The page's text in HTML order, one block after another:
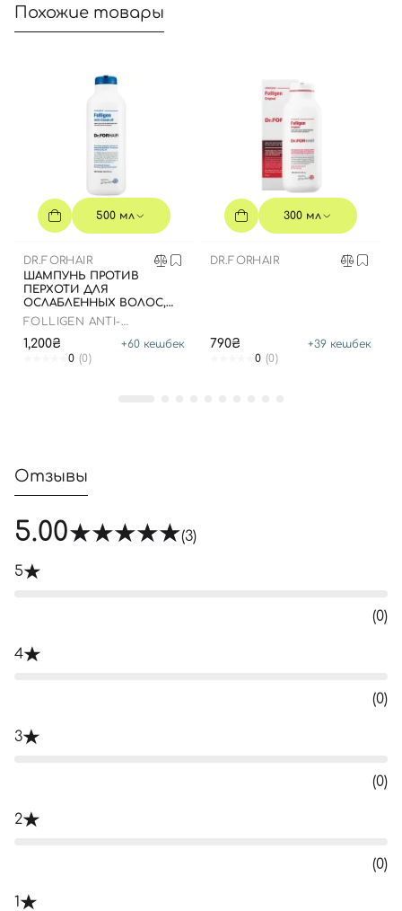
Похожие товары
500 мл
DR.FORHAIR
ШАМПУНЬ ПРОТИВ
ПЕРХОТИ ДЛЯ
ОСЛАБЛЕННЫХ ВОЛОС,
500 МЛ
FOLLIGEN ANTI-
1,200₴ +60 кешбек
0 (0)
300 мл
DR.FORHAIR
790₴ +39 кешбек
0 (0)
Отзывы
5.00 (3)
5
(0)
4
(0)
3
(0)
2
(0)
1
Отправляя форму для авторизации/регистрации, вы
Пользовательские соглашения
Войти с помощью e-mail